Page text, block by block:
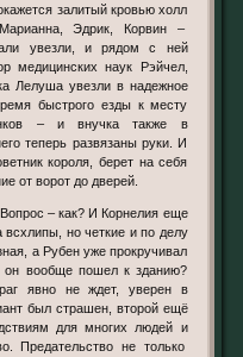
залитый кровью холл
Эдрик, Корвин –
увезли, и рядом с ней
медицинских наук Рэйчел,
Лелуша увезли в надежное
быстрого езды к месту
– и внучка также в
теперь развязаны руки. И
короля, берет на себя
от ворот до дверей.
но четкие и по делу
а Рубен уже прокручивал
он вообще пошел к зданию?
явно не ждет, уверен в
был страшен, второй ещё
для многих людей и
Предательство не только